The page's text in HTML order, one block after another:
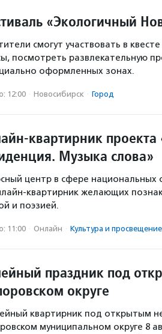
«Экологичный
смогут участвовать в
посмотреть развлекательную
оформленных зонах.
12:00 · Новосибирск · Город
квартирник проекта
Музыка слова»
центр в сфере
квартирник желающих
и поэзией.
11:00 · Онлайн · Культура и просвещение
праздник под
округе
квартирник под открытым
муниципальном округе 8